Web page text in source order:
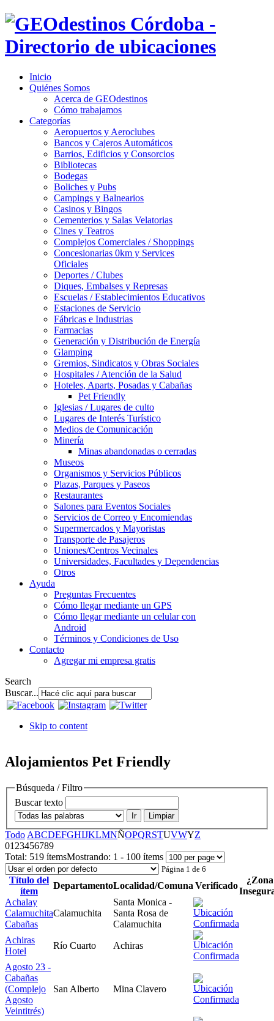
Inicio
Quiénes Somos
Acerca de GEOdestinos
Cómo trabajamos
Categorías
Aeropuertos y Aeroclubes
Bancos y Cajeros Automáticos
Barrios, Edificios y Consorcios
Bibliotecas
Bodegas
Boliches y Pubs
Campings y Balnearios
Casinos y Bingos
Cementerios y Salas Velatorias
Cines y Teatros
Complejos Comerciales / Shoppings
Concesionarias 0km y Services
Oficiales
Deportes / Clubes
Diques, Embalses y Represas
Escuelas / Establecimientos Educativos
Estaciones de Servicio
Fábricas e Industrias
Farmacias
Generación y Distribución de Energía
Glamping
Gremios, Sindicatos y Obras Sociales
Hospitales / Atención de la Salud
Hoteles, Aparts, Posadas y Cabañas
Pet Friendly
Iglesias / Lugares de culto
Lugares de Interés Turístico
Medios de Comunicación
Minería
Minas abandonadas o cerradas
Museos
Organismos y Servicios Públicos
Plazas, Parques y Paseos
Restaurantes
Salones para Eventos Sociales
Servicios de Correo y Encomiendas
Supermercados y Mayoristas
Transporte de Pasajeros
Uniones/Centros Vecinales
Universidades, Facultades y Dependencias
Otros
Ayuda
Preguntas Frecuentes
Cómo llegar mediante un GPS
Cómo llegar mediante un celular con
Android
Términos y Condiciones de Uso
Contacto
Agregar mi empresa gratis
Search
Buscar...
Skip to content
Alojamientos Pet Friendly
Búsqueda / Filtro
Buscar texto
Ir Limpiar
Todo ABCDEFGHIJKLMNÑOPQRSTUVWYZ
01 23456789
Total: 519 ítemsMostrando: 1 - 100 ítems
Página 1 de 6
Título del
ítem
DepartamentoLocalidad/Comuna Verificado
¿Zona
Achalay
Calamuchita
Cabañas
Calamuchita
Santa Monica -
Santa Rosa de
Calamuchita
Achiras
Hotel
Río Cuarto Achiras
Agosto 23 -
Cabañas
(Complejo
Agosto
Veintitrés)
San Alberto Mina Clavero